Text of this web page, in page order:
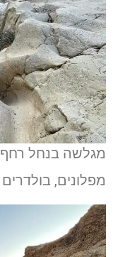
מגלשה בנחל רחף
מפלונים, בולדרים